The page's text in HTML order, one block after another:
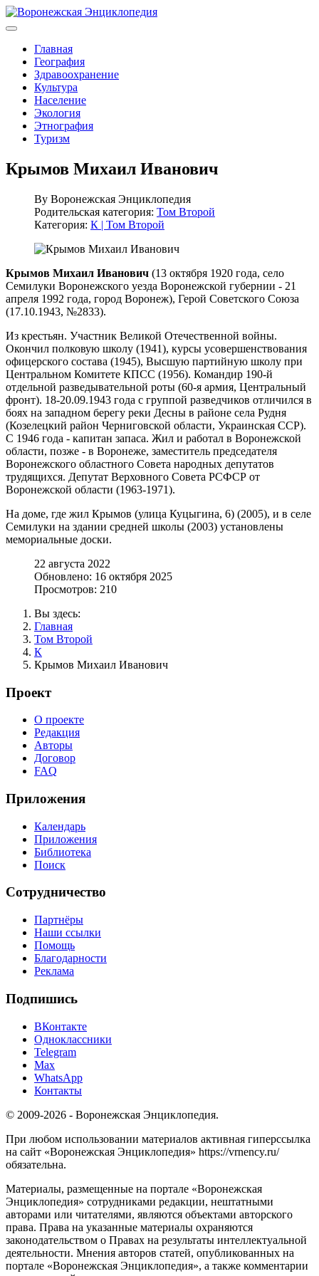
Главная
География
Здравоохранение
Культура
Население
Экология
Этнография
Туризм
Крымов Михаил Иванович
By Воронежская Энциклопедия
Родительская категория: Том Второй
Категория: К | Том Второй
Крымов Михаил Иванович (13 октября 1920 года, село
Семилуки Воронежского уезда Воронежской губернии - 21
апреля 1992 года, город Воронеж), Герой Советского Союза
(17.10.1943, №2833).
Из крестьян. Участник Великой Отечественной войны.
Окончил полковую школу (1941), курсы усовершенствования
офицерского состава (1945), Высшую партийную школу при
Центральном Комитете КПСС (1956). Командир 190-й
отдельной разведывательной роты (60-я армия, Центральный
фронт). 18-20.09.1943 года с группой разведчиков отличился в
боях на западном берегу реки Десны в районе села Рудня
(Козелецкий район Черниговской области, Украинская ССР).
С 1946 года - капитан запаса. Жил и работал в Воронежской
области, позже - в Воронеже, заместитель председателя
Воронежского областного Совета народных депутатов
трудящихся. Депутат Верховного Совета РСФСР от
Воронежской области (1963-1971).
На доме, где жил Крымов (улица Куцыгина, 6) (2005), и в селе
Семилуки на здании средней школы (2003) установлены
мемориальные доски.
22 августа 2022
Обновлено: 16 октября 2025
Просмотров: 210
Вы здесь:
Главная
Том Второй
К
Крымов Михаил Иванович
Проект
О проекте
Редакция
Авторы
Договор
FAQ
Приложения
Календарь
Приложения
Библиотека
Поиск
Сотрудничество
Партнёры
Наши ссылки
Помощь
Благодарности
Реклама
Подпишись
ВКонтакте
Одноклассники
Telegram
Max
WhatsApp
Контакты
© 2009-2026 - Воронежская Энциклопедия.
При любом использовании материалов активная гиперссылка
на сайт «Воронежская Энциклопедия» https://vrnency.ru/
обязательна.
Материалы, размещенные на портале «Воронежская
Энциклопедия» сотрудниками редакции, нештатными
авторами или читателями, являются объектами авторского
права. Права на указанные материалы охраняются
законодательством о Правах на результаты интеллектуальной
деятельности. Мнения авторов статей, опубликованных на
портале «Воронежская Энциклопедия», а также комментарии